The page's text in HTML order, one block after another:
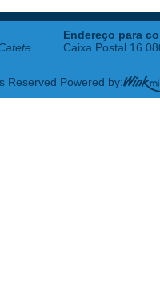
Endereço para
Caixa Postal
Reserved Powered by: